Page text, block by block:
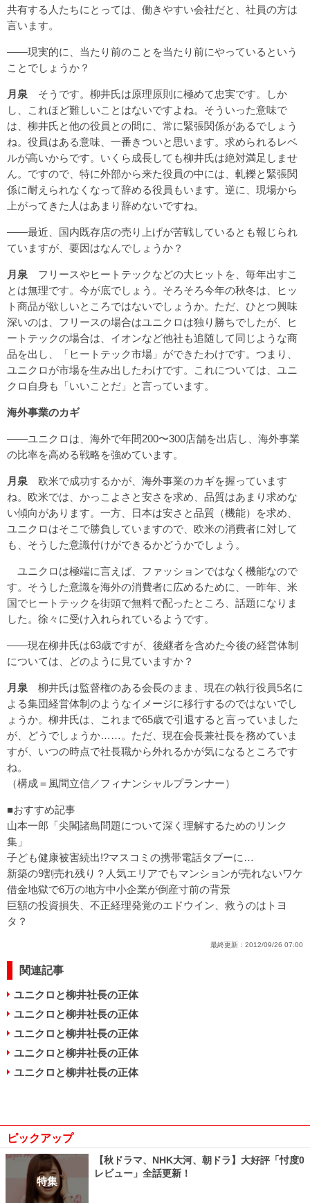
共有する人たちにとっては、働きやすい会社だと、社員の方は
言います。
――現実的に、当たり前のことを当たり前にやっているという
ことでしょうか？
月泉 そうです。柳井氏は原理原則に極めて忠実です。しか
し、これほど難しいことはないですよね。そういった意味で
は、柳井氏と他の役員との間に、常に緊張関係があるでしょう
ね。役員はある意味、一番きついと思います。求められるレベ
ルが高いからです。いくら成長しても柳井氏は絶対満足しませ
ん。ですので、特に外部から来た役員の中には、軋轢と緊張関
係に耐えられなくなって辞める役員もいます。逆に、現場から
上がってきた人はあまり辞めないですね。
――最近、国内既存店の売り上げが苦戦しているとも報じられ
ていますが、要因はなんでしょうか？
月泉 フリースやヒートテックなどの大ヒットを、毎年出すこ
とは無理です。今が底でしょう。そろそろ今年の秋冬は、ヒッ
ト商品が欲しいところではないでしょうか。ただ、ひとつ興味
深いのは、フリースの場合はユニクロは独り勝ちでしたが、ヒ
ートテックの場合は、イオンなど他社も追随して同じような商
品を出し、「ヒートテック市場」ができたわけです。つまり、
ユニクロが市場を生み出したわけです。これについては、ユニ
クロ自身も「いいことだ」と言っています。
海外事業のカギ
――ユニクロは、海外で年間200〜300店舗を出店し、海外事業
の比率を高める戦略を強めています。
月泉 欧米で成功するかが、海外事業のカギを握っています
ね。欧米では、かっこよさと安さを求め、品質はあまり求めな
い傾向があります。一方、日本は安さと品質（機能）を求め、
ユニクロはそこで勝負していますので、欧米の消費者に対して
も、そうした意識付けができるかどうかでしょう。
ユニクロは極端に言えば、ファッションではなく機能なので
す。そうした意識を海外の消費者に広めるために、一昨年、米
国でヒートテックを街頭で無料で配ったところ、話題になりま
した。徐々に受け入れられているようです。
――現在柳井氏は63歳ですが、後継者を含めた今後の経営体制
については、どのように見ていますか？
月泉 柳井氏は監督権のある会長のまま、現在の執行役員5名に
よる集団経営体制のようなイメージに移行するのではないでし
ょうか。柳井氏は、これまで65歳で引退すると言っていました
が、どうでしょうか……。ただ、現在会長兼社長を務めていま
すが、いつの時点で社長職から外れるかが気になるところです
ね。
（構成＝風間立信／フィナンシャルプランナー）
■おすすめ記事
山本一郎「尖閣諸島問題について深く理解するためのリンク
集」
子ども健康被害続出!?マスコミの携帯電話タブーに…
新築の9割売れ残り？人気エリアでもマンションが売れないワケ
借金地獄で6万の地方中小企業が倒産寸前の背景
巨額の投資損失、不正経理発覚のエドウイン、救うのはトヨ
タ？
最終更新： 2012/09/26 07:00
関連記事
ユニクロと柳井社長の正体
ユニクロと柳井社長の正体
ユニクロと柳井社長の正体
ユニクロと柳井社長の正体
ユニクロと柳井社長の正体
ピックアップ
特集
【秋ドラマ、NHK大河、朝ドラ】大好評「忖度0
レビュー」全話更新！